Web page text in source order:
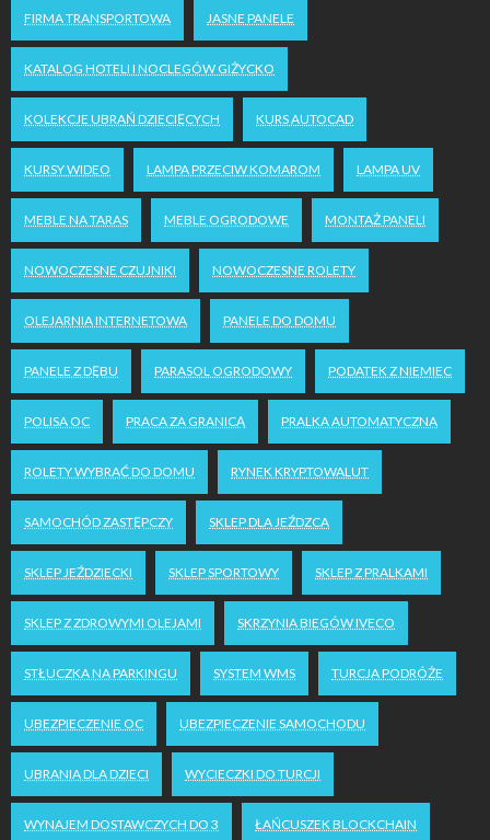
FIRMA TRANSPORTOWA JASNE PANELE
KATALOG HOTELI I NOCLEGÓW GIŻYCKO
KOLEKCJE UBRAŃ DZIECIĘCYCH KURS AUTOCAD
KURSY WIDEO LAMPA PRZECIW KOMAROM LAMPA UV
MEBLE NA TARAS MEBLE OGRODOWE MONTAŻ PANELI
NOWOCZESNE CZUJNIKI NOWOCZESNE ROLETY
OLEJARNIA INTERNETOWA PANELE DO DOMU
PANELE Z DĘBU PARASOL OGRODOWY PODATEK Z NIEMIEC
POLISA OC PRACA ZA GRANICĄ PRALKA AUTOMATYCZNA
ROLETY WYBRAĆ DO DOMU RYNEK KRYPTOWALUT
SAMOCHÓD ZASTĘPCZY SKLEP DLA JEŹDZCA
SKLEP JEŹDZIECKI SKLEP SPORTOWY SKLEP Z PRALKAMI
SKLEP Z ZDROWYMI OLEJAMI SKRZYNIA BIEGÓW IVECO
STŁUCZKA NA PARKINGU SYSTEM WMS TURCJA PODRÓŻE
UBEZPIECZENIE OC UBEZPIECZENIE SAMOCHODU
UBRANIA DLA DZIECI WYCIECZKI DO TURCJI
WYNAJEM DOSTAWCZYCH DO 3 ŁAŃCUSZEK BLOCKCHAIN